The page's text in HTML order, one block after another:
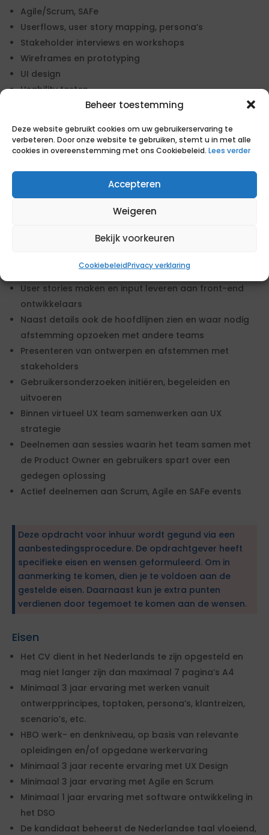
Beheer toestemming
Deze website gebruikt cookies om uw gebruikerservaring te
verbeteren. Door onze website te gebruiken, stemt u in met alle
cookies in overeenstemming met ons Cookiebeleid. Lees verder
Accepteren
Weigeren
Bekijk voorkeuren
CookiebeleidPrivacy verklaring
Agile/Scrum, SAFe
Userflows, user story mapping, persona’s
Stakeholder interviews en workshops
Wireframes en prototyping
UI design
Usability testen
Jira
Miro
De belangrijkste taken en verantwoordelijkheden
DSO huisstijl en WCAG richtlijnen
User stories maken en input leveren aan front-end
ontwikkelaars
Naast details ook de hoofdlijnen zien en waar nodig
afstemming opzoeken met andere teams
Presenteren van ontwerpen en afstemmen met
stakeholders
Gebruikersonderzoeken initiëren, begeleiden en
uitvoeren
Binnen virtueel UX team samenwerken aan UX
strategie
Deelnemen aan sessies waarin het team samen met
de Product Owner en gebruikers spart over een
gedegen oplossing
Actief deelnemen aan Scrum, Agile en SAFe events
Deze opdracht voor inhuur wordt gegund via een
aanbestedingsprocedure. De opdrachtgever heeft
specifieke eisen en wensen geformuleerd. Om in
aanmerking te komen, dien je te voldoen aan de
gestelde eisen. Daarnaast kun je extra punten
verdienen door tegemoet te komen aan de wensen.
Eisen
Het CV dient in het Nederlands te zijn opgesteld en
mag niet langer zijn dan maximaal 7 pagina’s A4
Minimaal 3 jaar ervaring met werken vanuit
ontwerpprincipes, toptaken, persona’s, klantreizen,
scenario’s, etc.
HBO werk- en denkniveau, op basis van relevante
opleidingen en/of opgedane werkervaring
Minimaal 3 jaar recente ervaring met UX Design
Minimaal 3 jaar ervaring met Agile en Scrum
Minimaal 1 jaar ervaring met software ontwikkeling in
het DSO
De kandidaat beheerst de Nederlandse taal vloeiend,